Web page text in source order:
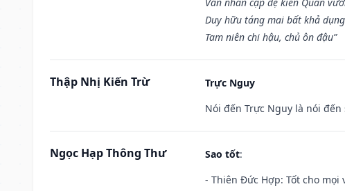
Duy hữu táng mai bất khả dụng
Tam niên chi hậu, chủ ôn đậu”
Thập Nhị Kiến Trừ
Trực Nguy
Nói đến Trực Nguy là nói
Ngọc Hạp Thông Thư Sao tốt:
- Thiên Đức Hợp: Tốt cho mọi